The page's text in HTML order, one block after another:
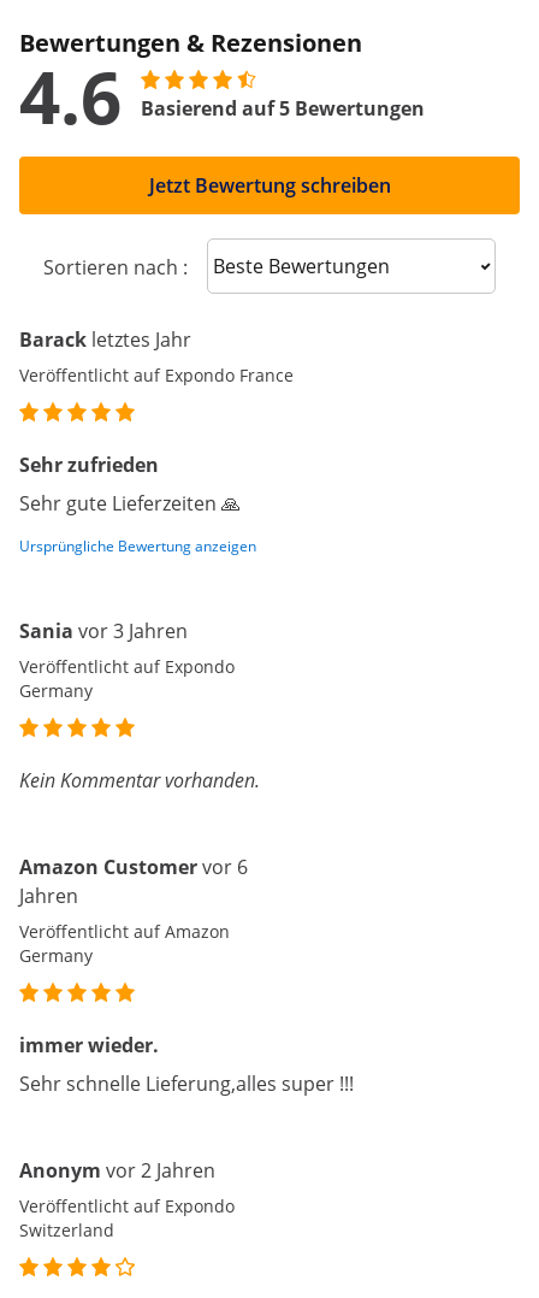
Bewertungen & Rezensionen
4.6 Basierend auf 5 Bewertungen
Jetzt Bewertung schreiben
Sortieren nach : Sort reviews
Barack letztes Jahr
Veröffentlicht auf Expondo France
Sehr zufrieden
Sehr gute Lieferzeiten 🙏
Ursprüngliche Bewertung anzeigen
Sania vor 3 Jahren
Veröffentlicht auf Expondo
Germany
Kein Kommentar vorhanden.
Amazon Customervor 6
Jahren
Veröffentlicht auf Amazon
Germany
immer wieder.
Sehr schnelle Lieferung,alles super !!!
Anonym vor 2 Jahren
Veröffentlicht auf Expondo
Switzerland